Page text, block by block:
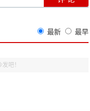
最新 最早
吧！